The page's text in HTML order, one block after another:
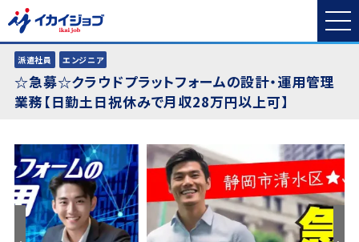
派遣社員 エンジニア
☆急募☆クラウドプラットフォームの設計・運用管理
業務【日勤土日祝休みで月収28万円以上可】